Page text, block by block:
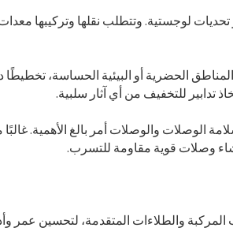
تحديات لوجستية. وتتطلب نقلها وتركيبها
الحضرية أو البيئية الحساسة،
تدابير للتخفيف من أي آثار سلبية.
الوصلات والوصلات أمر بالغ الأهمية. غالبًا
وصلات قوية مقاومة للتسرب.
المركبة والطلاءات المتقدمة، لتحسين عمر